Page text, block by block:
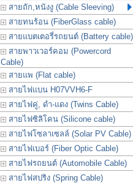
สายถัก,หนังงู (Cable Sleeving)
สายทนร้อน (FiberGlass cable)
สายแบตเตอรี่รถยนต์ (Battery cable)
สายพาวเวอร์คอม (Powercord
Cable)
สายแพ (Flat cable)
สายไฟแบน H07VVH6-F
สายไฟคู่, ดำ-แดง (Twins Cable)
สายไฟซิลิโคน (Silicone cable)
สายไฟโซลาเซลล์ (Solar PV Cable)
สายไฟเบอร์ (Fiber Optic Cable)
สายไฟรถยนต์ (Automobile Cable)
สายไฟสปริง (Spring Cable)